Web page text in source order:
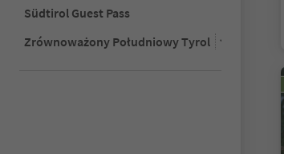
Südtirol Guest Pass
Zrównoważony Południowy Tyrol